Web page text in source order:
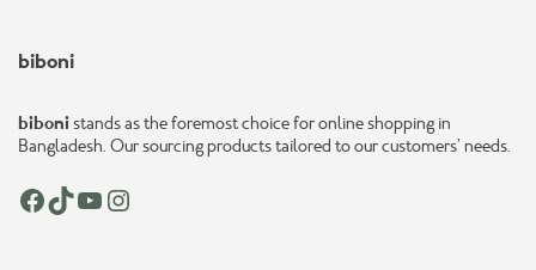
biboni
bibonistands as the foremost choice for online shopping in
Bangladesh. Our sourcing products tailored to our customers’ needs.
Facebook TikTok YouTube Instagram